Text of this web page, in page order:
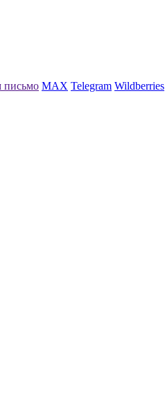
письмо MAX Telegram Wildberries